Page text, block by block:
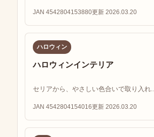
JAN 4542804153880更新 2026.03.20
ハロウィン
ハロウィンインテリア
セリアから、やさしい色合いで取り入れ...
JAN 4542804154016更新 2026.03.20